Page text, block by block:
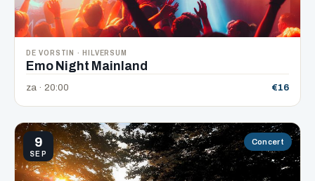
DE VORSTIN · HILVERSUM
Emo Night Mainland
za · 20:00 €16
9
SEP
Concert